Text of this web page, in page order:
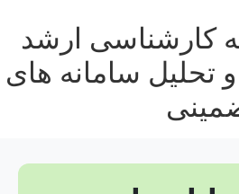
کارشناسی ارشد
تحلیل سامانه های